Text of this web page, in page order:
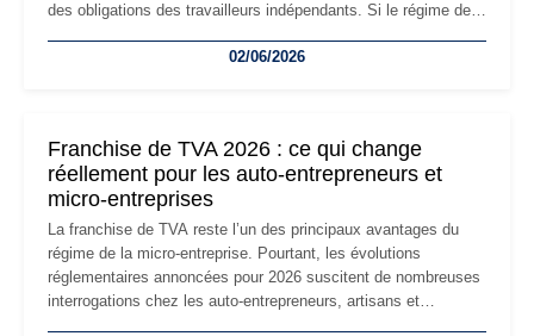
des obligations des travailleurs indépendants. Si le régime de
les auto-entrepreneurs devront s'adapter à un environnement
02/06/2026
Franchise de TVA 2026 : ce qui change
réellement pour les auto-entrepreneurs et
micro-entreprises
La franchise de TVA reste l’un des principaux avantages du
régime de la micro-entreprise. Pourtant, les évolutions
réglementaires annoncées pour 2026 suscitent de nombreuses
interrogations chez les auto-entrepreneurs, artisans et